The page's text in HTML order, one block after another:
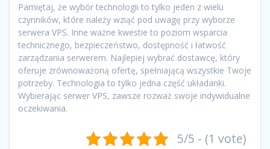
Pamiętaj, że wybór technologii to tylko jeden z wielu
czynników, które należy wziąć pod uwagę przy wyborze
serwera VPS. Inne ważne kwestie to poziom wsparcia
technicznego, bezpieczeństwo, dostępność i łatwość
zarządzania serwerem. Najlepiej wybrać dostawcę, który
oferuje zrównoważoną ofertę, spełniającą wszystkie Twoje
potrzeby. Technologia to tylko jedna część układanki.
Wybierając serwer VPS, zawsze rozważ swoje indywidualne
oczekiwania.
5/5 - (1 vote)